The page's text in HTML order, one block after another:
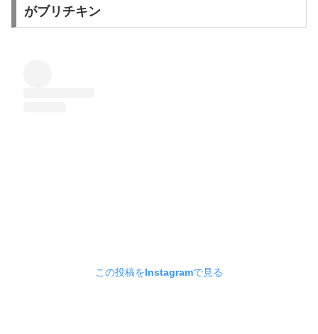
がブリチキン
この投稿をInstagramで見る